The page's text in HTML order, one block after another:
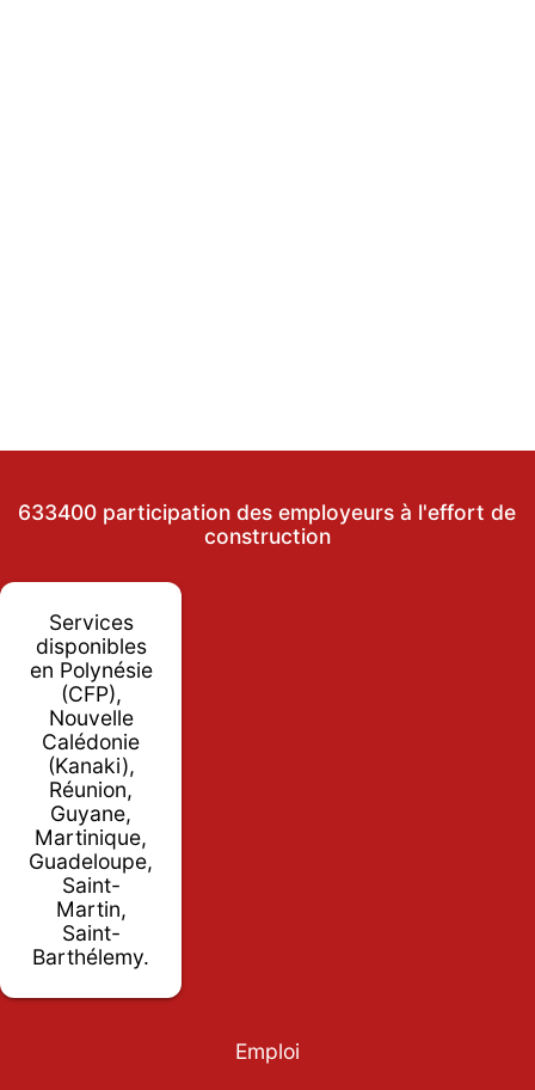
633400 participation des employeurs à l'effort de
construction
Services
disponibles
en Polynésie
(CFP),
Nouvelle
Calédonie
(Kanaki),
Réunion,
Guyane,
Martinique,
Guadeloupe,
Saint-
Martin,
Saint-
Barthélemy.
Emploi